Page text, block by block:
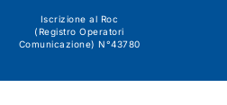
Iscrizione al Roc
(Registro Operatori
Comunicazione) N°43780